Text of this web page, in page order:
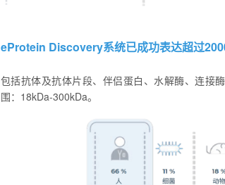
eProtein Discovery系统已成功表达超过
包括抗体及抗体片段、伴侣蛋白、水解酶、连接
围：18kDa-300kDa。